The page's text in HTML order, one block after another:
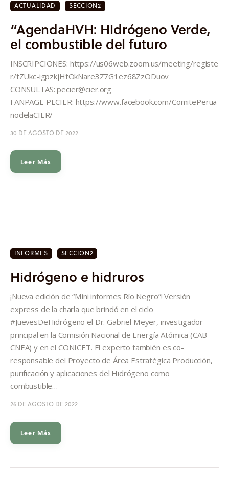
ACTUALIDAD SECCION2
“AgendaHVH: Hidrógeno Verde,
el combustible del futuro
INSCRIPCIONES: https://us06web.zoom.us/meeting/registe
r/tZUkc-igpzkjHtOkNare3Z7G1ez68ZzODuov
CONSULTAS: pecier@cier.org
FANPAGE PECIER: https://www.facebook.com/ComitePerua
nodelaCIER/
30 DE AGOSTO DE 2022
Leer Más
INFORMES SECCION2
Hidrógeno e hidruros
¡Nueva edición de “Mini informes Río Negro”! Versión
express de la charla que brindó en el ciclo
#JuevesDeHidrógeno el Dr. Gabriel Meyer, investigador
principal en la Comisión Nacional de Energía Atómica (CAB-
CNEA) y en el CONICET. El experto también es co-
responsable del Proyecto de Área Estratégica Producción,
purificación y aplicaciones del Hidrógeno como
combustible…
26 DE AGOSTO DE 2022
Leer Más